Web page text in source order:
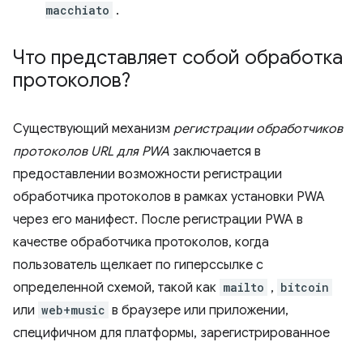
macchiato .
Что представляет собой обработка
протоколов?
Существующий механизм регистрации обработчиков
протоколов URL для PWA заключается в
предоставлении возможности регистрации
обработчика протоколов в рамках установки PWA
через его манифест. После регистрации PWA в
качестве обработчика протоколов, когда
пользователь щелкает по гиперссылке с
определенной схемой, такой как mailto , bitcoin
или web+music в браузере или приложении,
специфичном для платформы, зарегистрированное